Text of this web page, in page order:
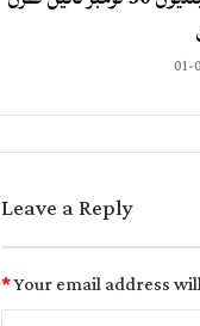
01-
Leave a Reply
Your email address
*